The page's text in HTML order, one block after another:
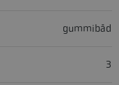
gummibåd
3